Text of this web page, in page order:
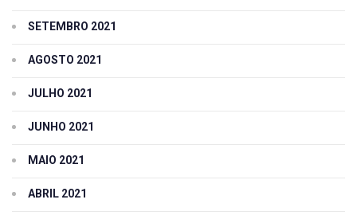
SETEMBRO 2021
AGOSTO 2021
JULHO 2021
JUNHO 2021
MAIO 2021
ABRIL 2021